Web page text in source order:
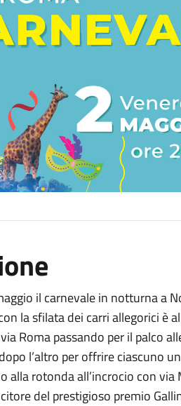
il carnevale in notturna a
la sfilata dei carri allegorici è
Roma passando per il palco
l’altro per offrire ciascuno
alla rotonda all’incrocio con
del prestigioso premio